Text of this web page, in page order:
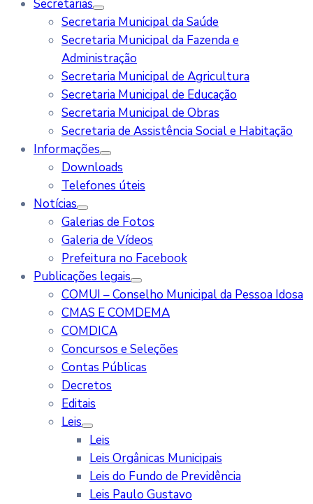
Secretarias
Secretaria Municipal da Saúde
Secretaria Municipal da Fazenda e
Administração
Secretaria Municipal de Agricultura
Secretaria Municipal de Educação
Secretaria Municipal de Obras
Secretaria de Assistência Social e Habitação
Informações
Downloads
Telefones úteis
Notícias
Galerias de Fotos
Galeria de Vídeos
Prefeitura no Facebook
Publicações legais
COMUI – Conselho Municipal da Pessoa Idosa
CMAS E COMDEMA
COMDICA
Concursos e Seleções
Contas Públicas
Decretos
Editais
Leis
Leis
Leis Orgânicas Municipais
Leis do Fundo de Previdência
Leis Paulo Gustavo